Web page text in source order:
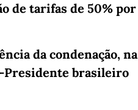
de tarifas de 50% por
da condenação, na
Presidente brasileiro